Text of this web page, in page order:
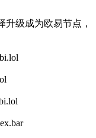
升级成为欧易节点，